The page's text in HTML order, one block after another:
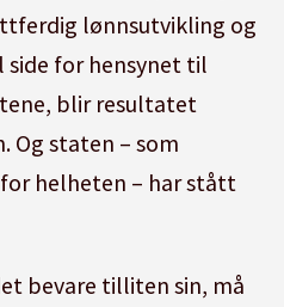
lønnsutvikling og
side for hensynet til
blir resultatet
Og staten – som
helheten – har stått
bevare tilliten sin, må